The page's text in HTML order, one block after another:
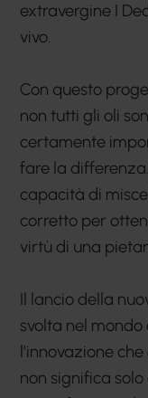
extravergine I
vivo.
Con questo
non tutti gli oli
certamente
fare la
capacità di
corretto per
virtù di una
Il lancio della
svolta nel mondo
l’innovazione
non significa